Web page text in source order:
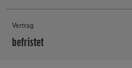
Vertrag
befristet